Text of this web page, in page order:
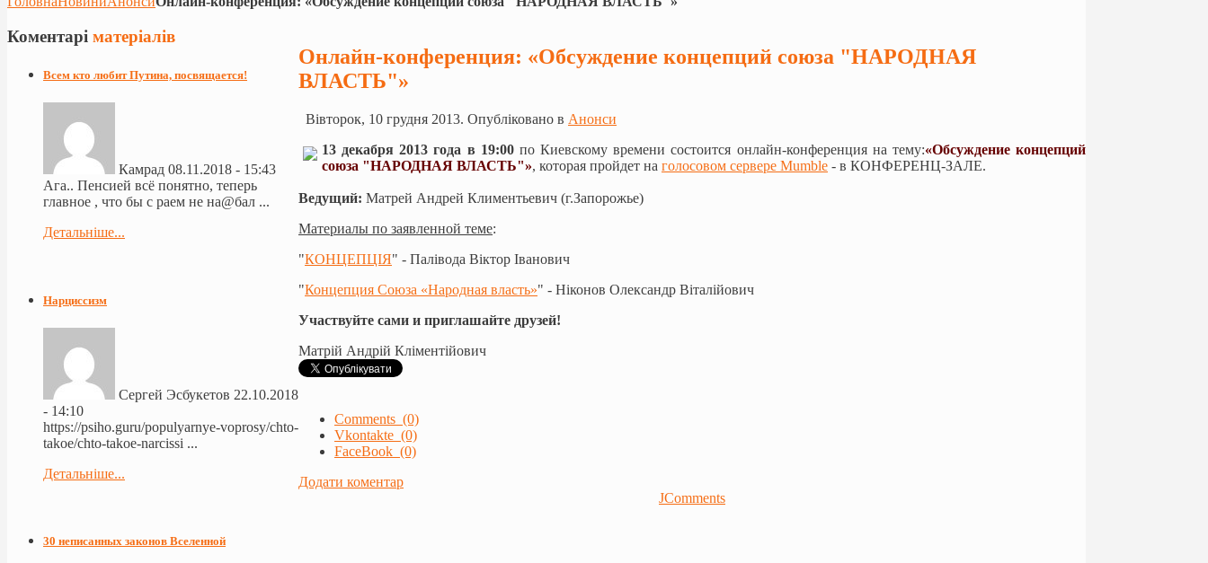
Онлайн-конференция: «Обсуждение концепций союза "НАРОДНАЯ
ВЛАСТЬ"»
Вівторок, 10 грудня 2013. Опубліковано в Анонси
13 декабря 2013 года в 19:00по Киевскому времени состоится онлайн-конференция на тему:«Обсуждение концепций
союза "НАРОДНАЯ ВЛАСТЬ"», которая пройдет на голосовом сервере Mumble - в КОНФЕРЕНЦ-ЗАЛЕ.
Ведущий: Матрей Андрей Климентьевич (г.Запорожье)
Материалы по заявленной теме:
"КОНЦЕПЦІЯ" - Палівода Віктор Іванович
"Концепция Союза «Народная власть»" - Ніконов Олександр Віталійович
Участвуйте сами и приглашайте друзей!
Матрій Андрій Кліментійович
Comments (0)
Vkontakte (0)
FaceBook (0)
Додати коментар
JComments
Коментарі матеріалів
Всем кто любит Путина, посвящается!
Камрад 08.11.2018 - 15:43
Ага.. Пенсией всё понятно, теперь
главное , что бы с раем не на@бал ...
Детальніше...
Нарциссизм
Сергей Эсбукетов 22.10.2018
- 14:10
https://psiho.guru/populyarnye-voprosy/chto-
takoe/chto-takoe-narcissi ...
Детальніше...
30 неписанных законов Вселенной